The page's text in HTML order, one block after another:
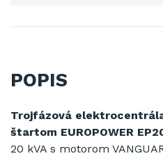
POPIS
Trojfázová
štartom EUROPOWER
20 kVA s motorom